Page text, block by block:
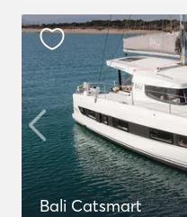
Bali Catsmart